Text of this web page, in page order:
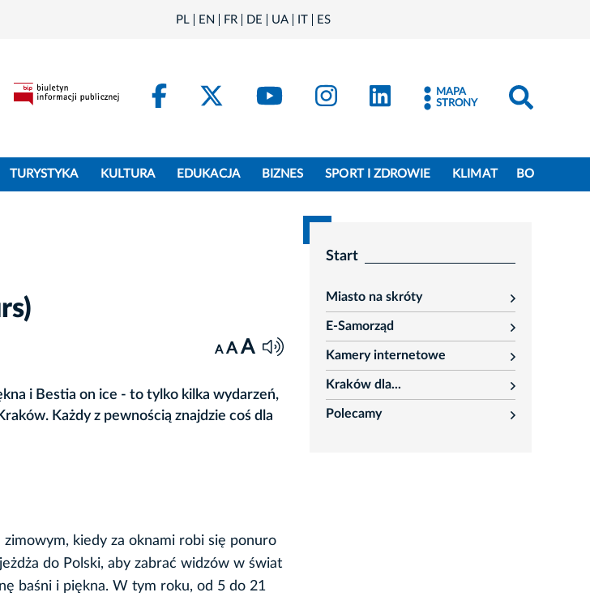
PL EN FR DE UA IT ES
FacebookKraków - X
Kraków - YouTube
Kraków - Instagram
Kraków - LinkedIn
MAPA
STRONY
TURYSTYKA KULTURA EDUKACJA BIZNES SPORT I ZDROWIE KLIMAT BO
A A A
i Bestia on ice - to tylko kilka wydarzeń,
Każdy z pewnością znajdzie coś dla
kiedy za oknami robi się ponuro
do Polski, aby zabrać widzów w świat
baśni i piękna. W tym roku, od 5 do 21
Start
Miasto na skróty
rozwiń
E-Samorząd
rozwiń
Kamery internetowe
rozwiń
Kraków dla...
rozwiń
Polecamy
rozwiń